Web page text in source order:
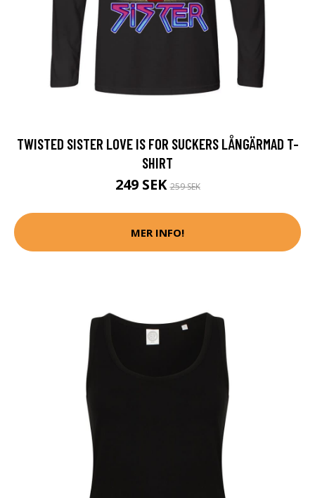
TWISTED SISTER LOVE IS FOR SUCKERS LÅNGÄRMAD T-
SHIRT
249 SEK259 SEK
MER INFO!